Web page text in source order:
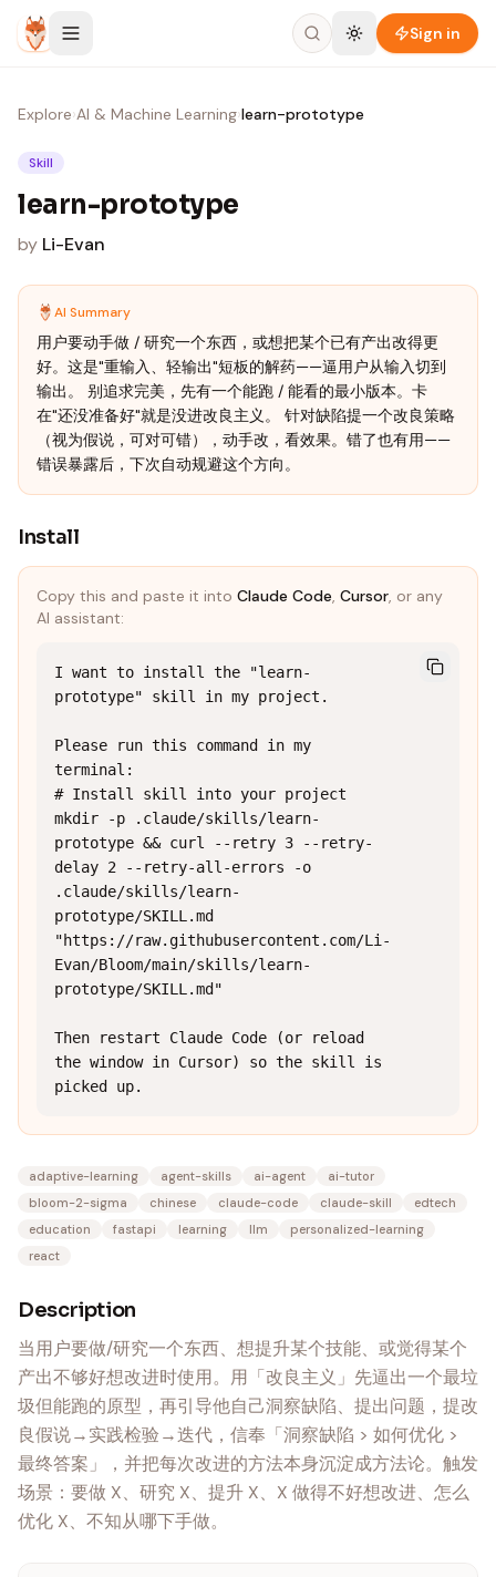
Skip to content
Sign in
Explore›AI & Machine Learning›learn-prototype
Skill
learn-prototype
by Li-Evan
AI Summary
用户要动手做 / 研究一个东西，或想把某个已有产出改得更
好。这是"重输入、轻输出"短板的解药——逼用户从输入切到
输出。 别追求完美，先有一个能跑 / 能看的最小版本。卡
在"还没准备好"就是没进改良主义。 针对缺陷提一个改良策略
（视为假说，可对可错），动手改，看效果。错了也有用——
错误暴露后，下次自动规避这个方向。
Install
Copy this and paste it into Claude Code, Cursor, or any
AI assistant:
I want to install the "learn-
prototype" skill in my project.
Please run this command in my
terminal:
# Install skill into your project
mkdir -p .claude/skills/learn-
prototype && curl --retry 3 --retry-
delay 2 --retry-all-errors -o
.claude/skills/learn-
prototype/SKILL.md
"https://raw.githubusercontent.com/Li-
Evan/Bloom/main/skills/learn-
prototype/SKILL.md"
Then restart Claude Code (or reload
the window in Cursor) so the skill is
picked up.
adaptive-learning agent-skills ai-agent
ai-tutor
bloom-2-sigma
chinese claude-code claude-skill
edtech
education
fastapi learning llm
personalized-learning
react
Description
当用户要做/研究一个东西、想提升某个技能、或觉得某个
产出不够好想改进时使用。用「改良主义」先逼出一个最垃
圾但能跑的原型，再引导他自己洞察缺陷、提出问题，提改
良假说→实践检验→迭代，信奉「洞察缺陷 > 如何优化 >
最终答案」，并把每次改进的方法本身沉淀成方法论。触发
场景：要做 X、研究 X、提升 X、X 做得不好想改进、怎么
优化 X、不知从哪下手做。